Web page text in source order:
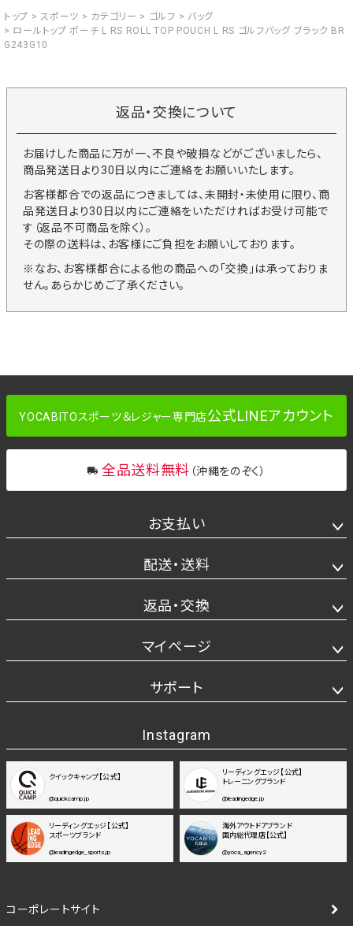
トップ
スポーツ カテゴリー ゴルフ
バッグ
ロールトップ ポーチ L RS ROLL TOP POUCH L RS ゴルフバッグ ブラック BR
G243G10
返品・交換について
お届けした商品に万が一、不良や破損などがございましたら、
商品発送日より30日以内にご連絡をお願いいたします。
お客様都合での返品につきましては、未開封・未使用に限り、商
品発送日より30日以内にご連絡をいただければお受け可能で
す（返品不可商品を除く）。
その際の送料は、お客様にご負担をお願いしております。
※なお、お客様都合による他の商品への「交換」は承っておりま
せん。あらかじめご了承ください。
YOCABITOスポーツ＆レジャー専門店公式LINEアカウント
全品送料無料 （沖縄をのぞく）
お支払い
配送・送料
返品・交換
マイページ
サポート
Instagram
クイックキャンプ【公式】
@quickcamp.jp
リーディングエッジ【公式】
トレーニングブランド
@leadingedge.jp
リーディングエッジ【公式】
スポーツブランド
@leadingedge_sports.jp
海外アウトドアブランド
国内総代理店【公式】
@yoca_agency2
コーポレートサイト